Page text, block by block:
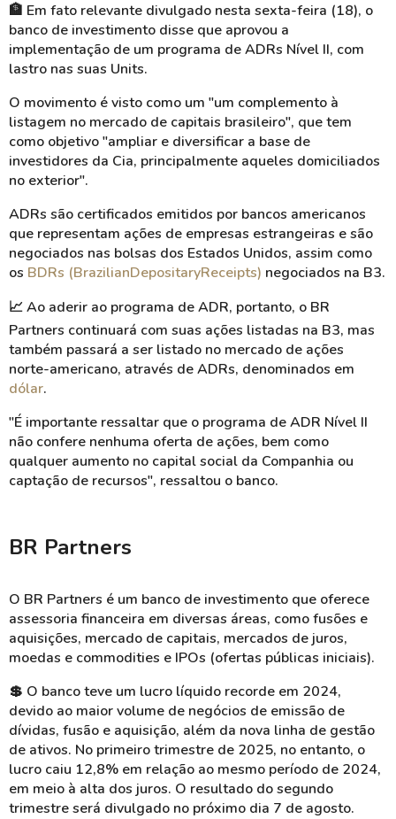
🏦 Em fato relevante divulgado nesta sexta-feira (18), o
banco de investimento disse que aprovou a
implementação de um programa de ADRs Nível II, com
lastro nas suas Units.
O movimento é visto como um "um complemento à
listagem no mercado de capitais brasileiro", que tem
como objetivo "ampliar e diversificar a base de
investidores da Cia, principalmente aqueles domiciliados
no exterior".
ADRs são certificados emitidos por bancos americanos
que representam ações de empresas estrangeiras e são
negociados nas bolsas dos Estados Unidos, assim como
os BDRs (BrazilianDepositaryReceipts) negociados na B3.
📈 Ao aderir ao programa de ADR, portanto, o BR
Partners continuará com suas ações listadas na B3, mas
também passará a ser listado no mercado de ações
norte-americano, através de ADRs, denominados em
dólar.
"É importante ressaltar que o programa de ADR Nível II
não confere nenhuma oferta de ações, bem como
qualquer aumento no capital social da Companhia ou
captação de recursos", ressaltou o banco.
BR Partners
O BR Partners é um banco de investimento que oferece
assessoria financeira em diversas áreas, como fusões e
aquisições, mercado de capitais, mercados de juros,
moedas e commodities e IPOs (ofertas públicas iniciais).
💲 O banco teve um lucro líquido recorde em 2024,
devido ao maior volume de negócios de emissão de
dívidas, fusão e aquisição, além da nova linha de gestão
de ativos. No primeiro trimestre de 2025, no entanto, o
lucro caiu 12,8% em relação ao mesmo período de 2024,
em meio à alta dos juros. O resultado do segundo
trimestre será divulgado no próximo dia 7 de agosto.